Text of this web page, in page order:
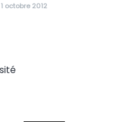
1 octobre 2012